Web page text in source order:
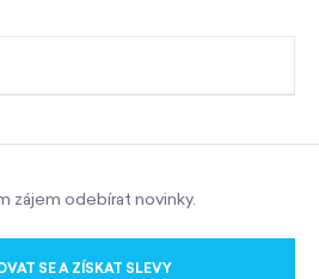
zájem odebírat novinky.
SE A ZÍSKAT SLEVY